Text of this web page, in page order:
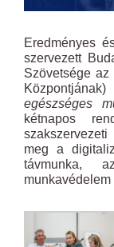
Eredményes
szervezett
Szövetsége
egészséges
kétnapos
meg a
távmunka,